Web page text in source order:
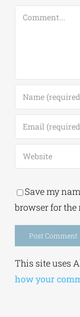
Comment
Save my
browser for
This site uses
how your